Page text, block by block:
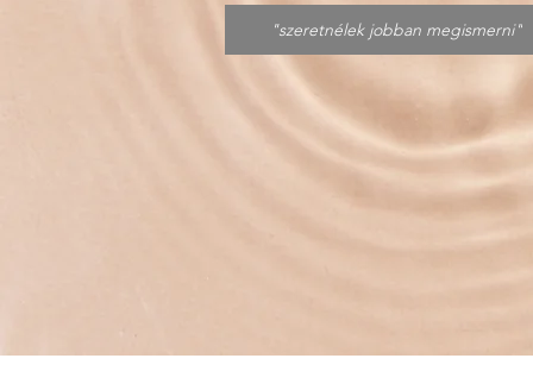
"szeretnélek jobban megismerni"